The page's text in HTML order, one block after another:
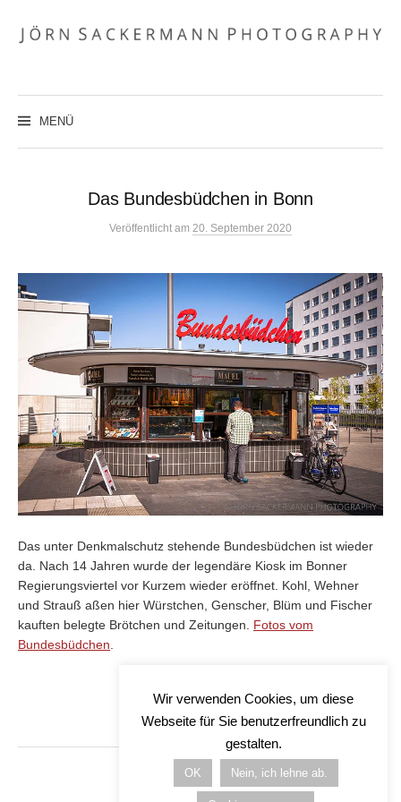
Inhalt
überspringen
MENÜ
Das Bundesbüdchen in Bonn
Veröffentlicht am 20. September 2020
Das unter Denkmalschutz stehende Bundesbüdchen ist wieder
da. Nach 14 Jahren wurde der legendäre Kiosk im Bonner
Regierungsviertel vor Kurzem wieder eröffnet. Kohl, Wehner
und Strauß aßen hier Würstchen, Genscher, Blüm und Fischer
kauften belegte Brötchen und Zeitungen. Fotos vom
Bundesbüdchen
Wir verwenden Cookies, um diese
Webseite für Sie benutzerfreundlich zu
gestalten.
OK Nein, ich lehne ab.